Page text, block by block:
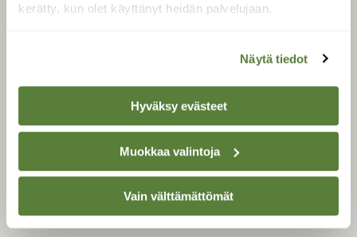
kerätty, kun olet käyttänyt heidän palvelujaan.
Näytä tiedot
Hyväksy evästeet
Muokkaa valintoja
Vain välttämättömät
Suomen Luonto -lehden
luonnonsuojelu­liitto.